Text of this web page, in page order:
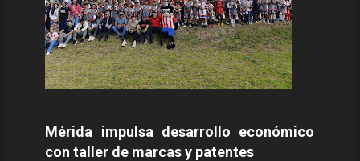
Mérida impulsa desarrollo económico
con taller de marcas y patentes